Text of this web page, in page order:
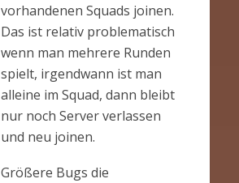
vorhandenen Squads joinen.
Das ist relativ problematisch
wenn man mehrere Runden
spielt, irgendwann ist man
alleine im Squad, dann bleibt
nur noch Server verlassen
und neu joinen.
Größere Bugs die